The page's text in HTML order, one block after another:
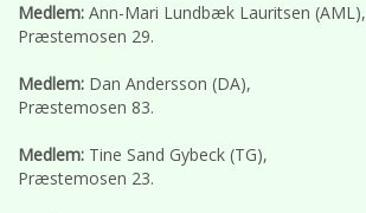
Medlem: Ann-Mari Lundbæk Lauritsen (AML),
Præstemosen 29.
Medlem: Dan Andersson (DA),
Præstemosen 83.
Medlem: Tine Sand Gybeck (TG),
Præstemosen 23.